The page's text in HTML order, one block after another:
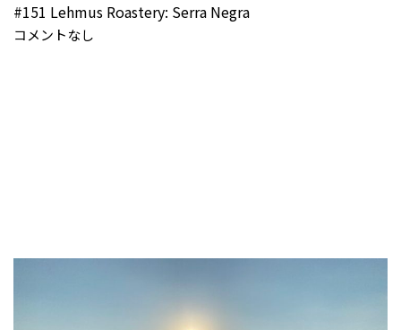
#151 Lehmus Roastery: Serra Negra
コメントなし